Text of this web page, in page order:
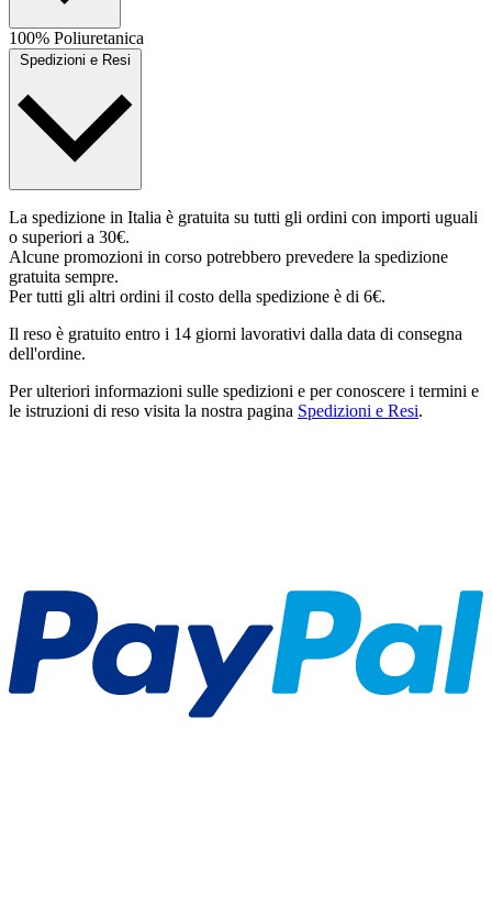
100% Poliuretanica
Spedizioni e Resi
La spedizione in Italia è gratuita su tutti gli ordini con importi uguali
o superiori a 30€.
Alcune promozioni in corso potrebbero prevedere la spedizione
gratuita sempre.
Per tutti gli altri ordini il costo della spedizione è di 6€.
Il reso è gratuito entro i 14 giorni lavorativi dalla data di consegna
dell'ordine.
Per ulteriori informazioni sulle spedizioni e per conoscere i termini e
le istruzioni di reso visita la nostra pagina Spedizioni e Resi.